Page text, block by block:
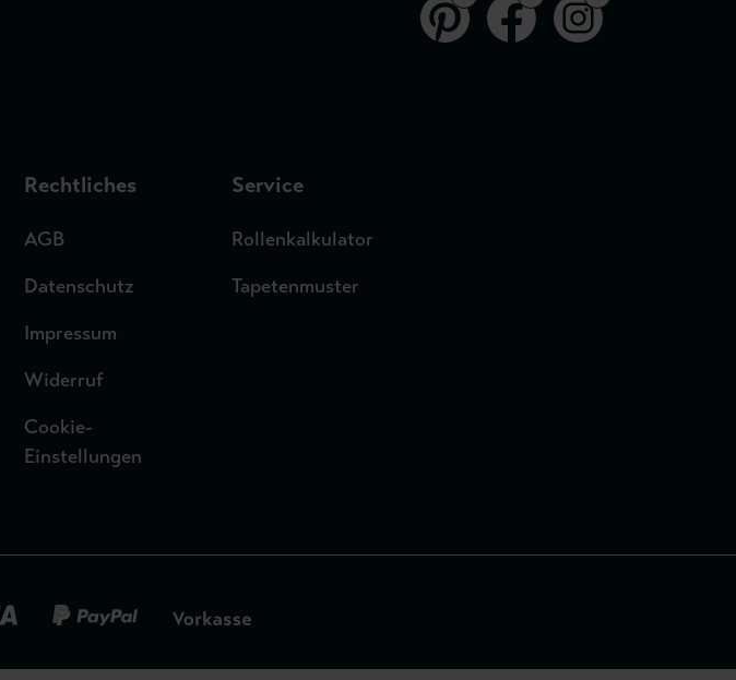
Rechtliches
AGB
Datenschutz
Impressum
Widerruf
Cookie-
Einstellungen
Service
Rollenkalkulator
Tapetenmuster